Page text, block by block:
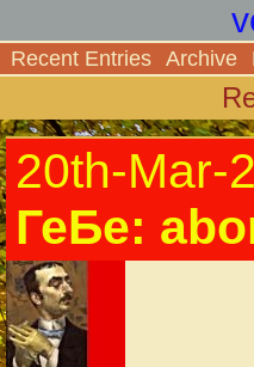
Recent Entries Archive
20th-Mar-
ГеБе: